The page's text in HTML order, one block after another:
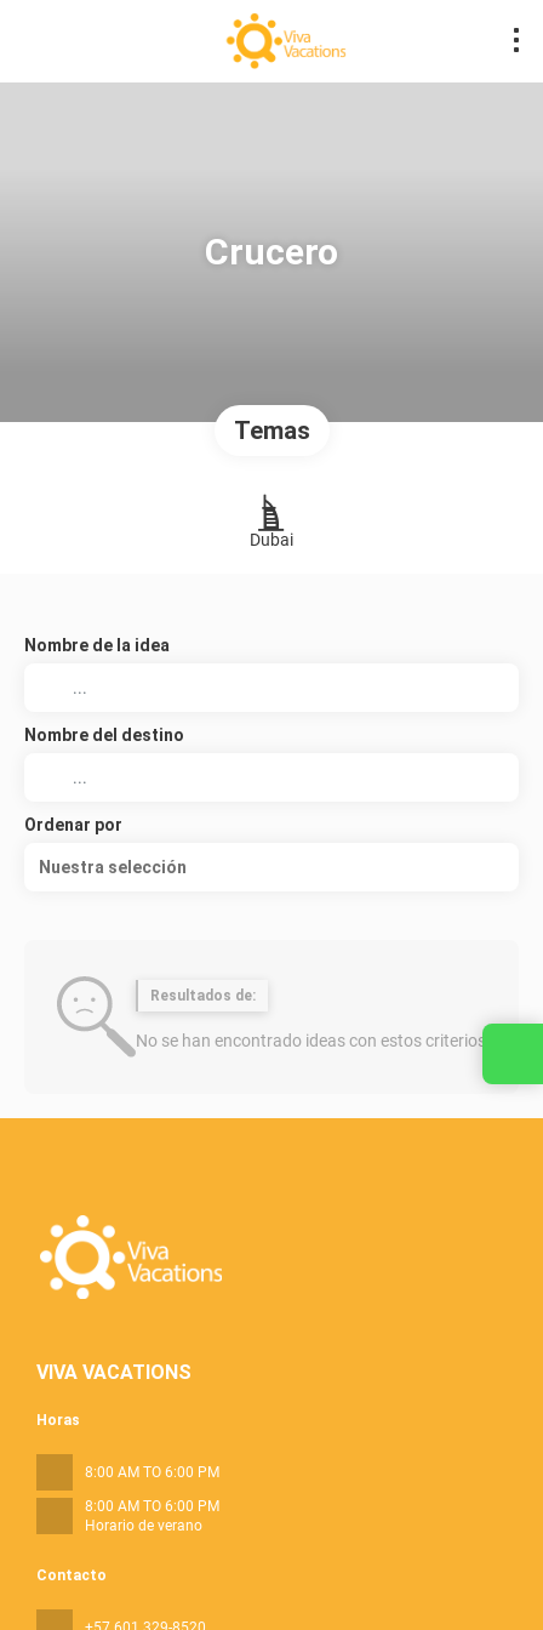
Crucero
Temas
Dubai
Nombre de la idea
Nombre del destino
Ordenar por
Nuestra selección
Resultados de:
No se han encontrado ideas con estos criterios
VIVA VACATIONS
Contacto
Horas
8:00 AM TO 6:00 PM
8:00 AM TO 6:00 PM
Horario de verano